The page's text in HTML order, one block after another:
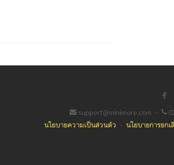
support@minimore.com ·
นโยบายความเป็นส่วนตัว · นโยบายการยกเ